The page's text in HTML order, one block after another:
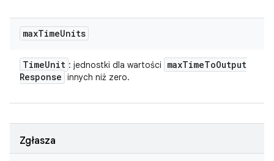
maxTimeUnits
TimeUnit : jednostki dla wartości maxTimeToOutput
Response innych niż zero.
Zgłasza